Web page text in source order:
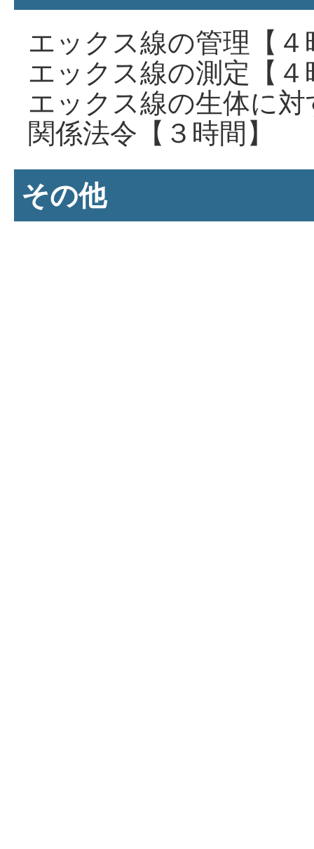
エックス線の管理【４
エックス線の測定【４
エックス線の生体に
関係法令【３時間】
その他